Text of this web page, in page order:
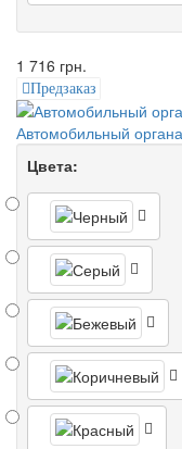
1 716 грн.
Предзаказ
Автомобильный
Цвета: